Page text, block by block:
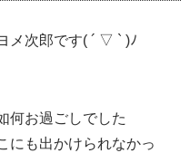
メ次郎です( ´ ▽ ` )ﾉ
何お過ごしでした
も出かけられなかっ